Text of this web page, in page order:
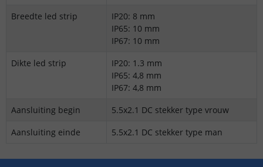
Breedte led strip
IP20: 8 mm
IP65: 10 mm
IP67: 10 mm
Dikte led strip
IP20: 1.3 mm
IP65: 4,8 mm
IP67: 4,8 mm
Aansluiting begin
5.5x2.1 DC stekker type vrouw
Aansluiting einde
5.5x2.1 DC stekker type man